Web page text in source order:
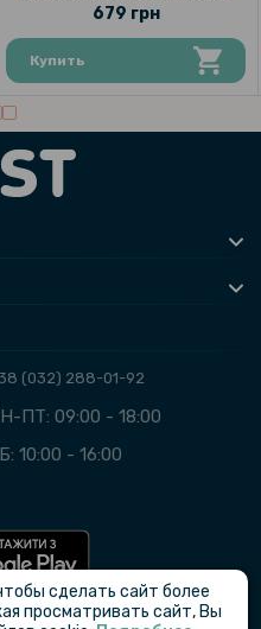
679 грн
Купить
(032) 288-01-92
ПТ: 09:00 - 18:00
10:00 - 16:00
сделать сайт более
просматривать сайт, Вы